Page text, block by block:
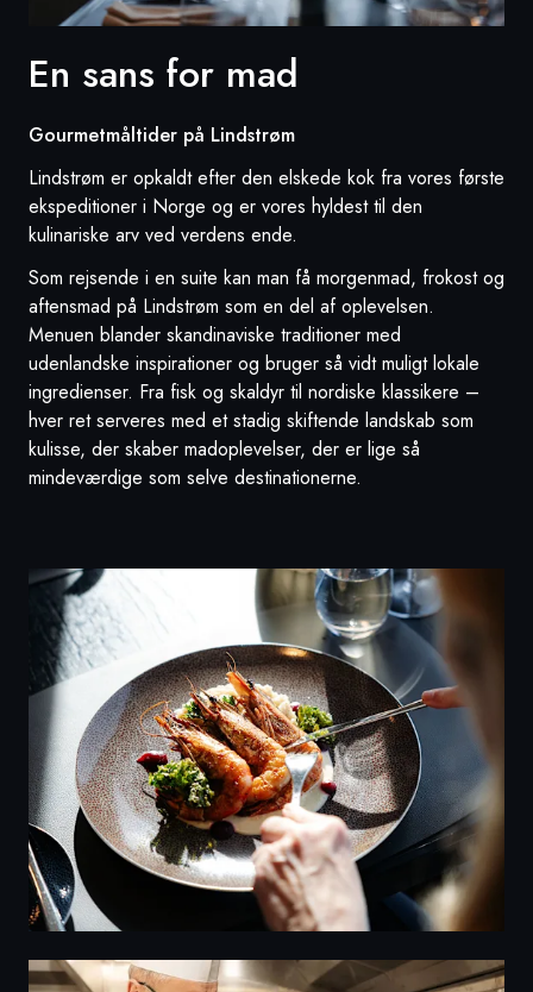
En sans for mad
Gourmetmåltider på Lindstrøm
Lindstrøm er opkaldt efter den elskede kok fra vores første
ekspeditioner i Norge og er vores hyldest til den
kulinariske arv ved verdens ende.
Som rejsende i en suite kan man få morgenmad, frokost og
aftensmad på Lindstrøm som en del af oplevelsen.
Menuen blander skandinaviske traditioner med
udenlandske inspirationer og bruger så vidt muligt lokale
ingredienser. Fra fisk og skaldyr til nordiske klassikere –
hver ret serveres med et stadig skiftende landskab som
kulisse, der skaber madoplevelser, der er lige så
mindeværdige som selve destinationerne.